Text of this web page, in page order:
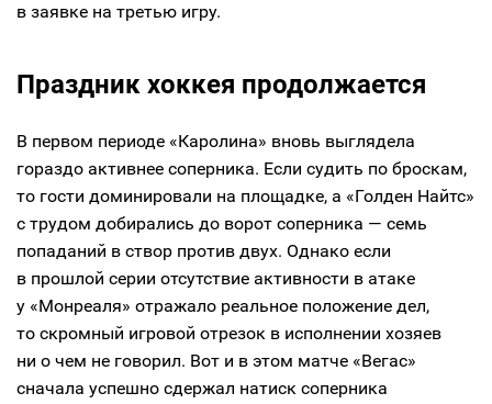
в заявке на третью игру.
Праздник хоккея продолжается
В первом периоде «Каролина» вновь выглядела
гораздо активнее соперника. Если судить по броскам,
то гости доминировали на площадке, а «Голден Найтс»
с трудом добирались до ворот соперника — семь
попаданий в створ против двух. Однако если
в прошлой серии отсутствие активности в атаке
у «Монреаля» отражало реальное положение дел,
то скромный игровой отрезок в исполнении хозяев
ни о чем не говорил. Вот и в этом матче «Вегас»
сначала успешно сдержал натиск соперника